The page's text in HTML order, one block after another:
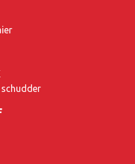
schudder